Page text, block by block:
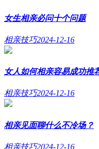
女生相亲必问十个问题
相亲技巧2024-12-16
女人如何相亲容易成功推
相亲技巧2024-12-16
相亲见面聊什么不冷场？
相亲技巧2024-12-16